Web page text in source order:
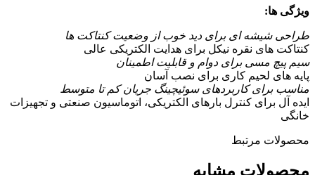
ویژگی ها:
طراحی شیشه ای برای دید خوب از وضعیت کنتاکت ها
کنتاکت های نقره نیکل برای هدایت الکتریکی عالی
سیم پیچ مسی برای دوام و قابلیت اطمینان
پایه های لحیم کاری برای نصب آسان
مناسب برای کاربردهای سوئیچینگ جریان کم تا متوسط
ایده آل برای کنترل بارهای الکتریکی، اتوماسیون صنعتی و تجهیزات
خانگی
محصولات مرتبط
محصولات مشابه